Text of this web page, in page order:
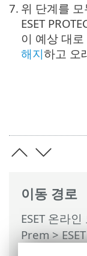
이동 경로
ESET 온라
Prem>
7. 위 단계를
ESET
이 예상 대
해지하고 오